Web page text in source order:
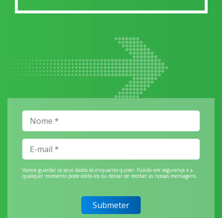
Vamos guardar os seus dados só enquanto quiser. Ficarão em segurança e a
qualquer momento pode editá-los ou deixar de receber as nossas mensagens.